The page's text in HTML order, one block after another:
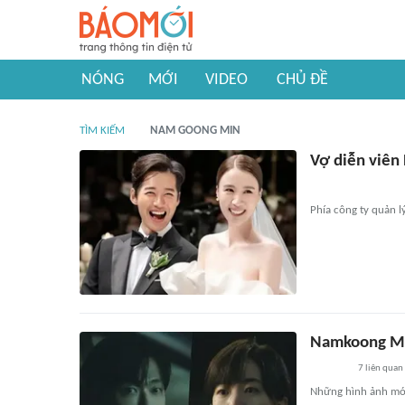
NÓNG MỚI VIDEO CHỦ ĐỀ
TÌM KIẾM NAM GOONG MIN
Vợ diễn viên
Phía công ty quản
Namkoong
7liên quan
Những hình ảnh